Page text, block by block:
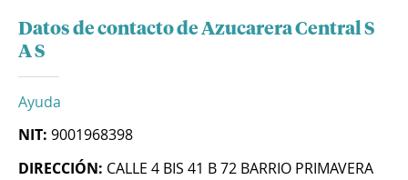
Datos de contacto de Azucarera Central S
A S
Ayuda
NIT: 9001968398
DIRECCIÓN: CALLE 4 BIS 41 B 72 BARRIO PRIMAVERA